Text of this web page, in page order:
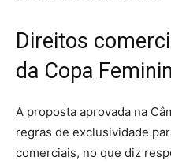
Direitos
da Copa
A proposta aprovada na
regras de exclusividade
comerciais, no que diz